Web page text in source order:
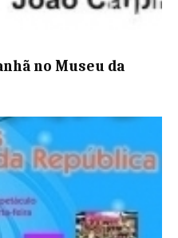
no Museu da